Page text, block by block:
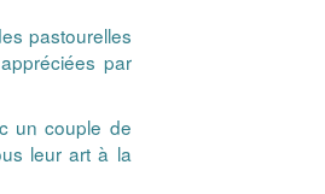
pastourelles
par
un couple de
leur art à la